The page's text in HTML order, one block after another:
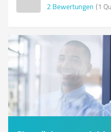
2 Bewertungen (1